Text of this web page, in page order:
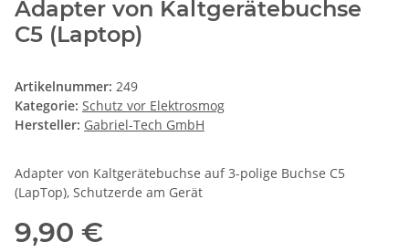
Adapter von Kaltgerätebuchse
C5 (Laptop)
Artikelnummer: 249
Kategorie: Schutz vor Elektrosmog
Hersteller: Gabriel-Tech GmbH
Adapter von Kaltgerätebuchse auf 3-polige Buchse C5
(LapTop), Schutzerde am Gerät
9,90 €